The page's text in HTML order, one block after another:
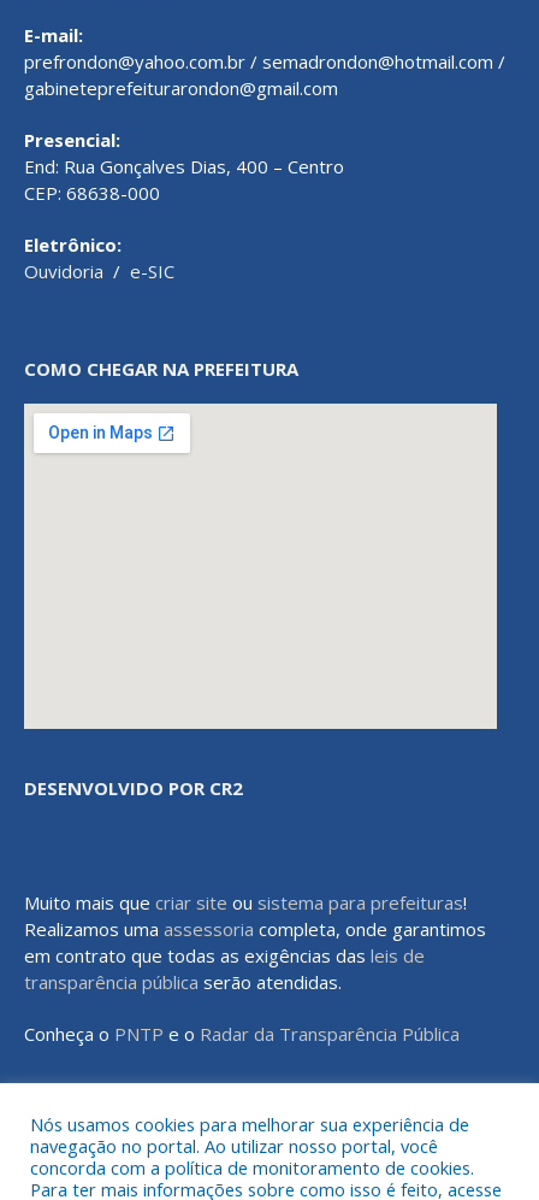
E-mail:
prefrondon@yahoo.com.br / semadrondon@hotmail.com /
gabineteprefeiturarondon@gmail.com
Presencial:
End: Rua Gonçalves Dias, 400 – Centro
CEP: 68638-000
Eletrônico:
Ouvidoria / e-SIC
COMO CHEGAR NA PREFEITURA
DESENVOLVIDO POR CR2
Muito mais que criar site ou sistema para prefeituras!
Realizamos uma assessoria completa, onde garantimos
em contrato que todas as exigências das leis de
transparência pública serão atendidas.
Conheça o PNTP e o Radar da Transparência Pública
Todos os direitos reservados a Prefeitura Municipal de Rondon do
Pará
Nós usamos cookies para melhorar sua experiência de
navegação no portal. Ao utilizar nosso portal, você
concorda com a política de monitoramento de cookies.
Para ter mais informações sobre como isso é feito, acesse